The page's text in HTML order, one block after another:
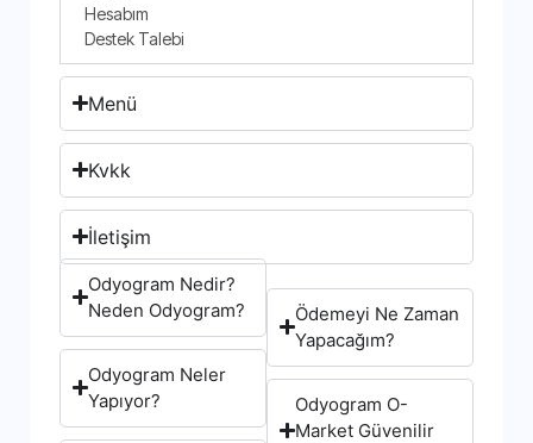
Hesabım
Destek Talebi
Menü
Kvkk
İletişim
Odyogram Nedir?
Neden Odyogram?
Odyogram Neler
Yapıyor?
Ödemeyi Ne Zaman
Yapacağım?
Odyogram O-
Market Güvenilir